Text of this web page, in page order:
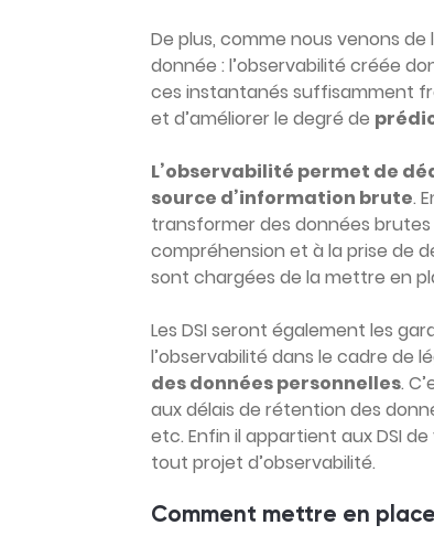
De plus, comme nous venons
donnée : l’observabilité créée
ces instantanés suffisamment
et d’améliorer le degré de
L’observabilité permet de
source d’information brute.
transformer des données
compréhension et à la prise de
sont chargées de la mettre en
Les DSI seront également les
l’observabilité dans le cadre de
des données personnelles.
aux délais de rétention des
etc. Enfin il appartient aux DSI
tout projet d’observabilité.
Comment mettre en